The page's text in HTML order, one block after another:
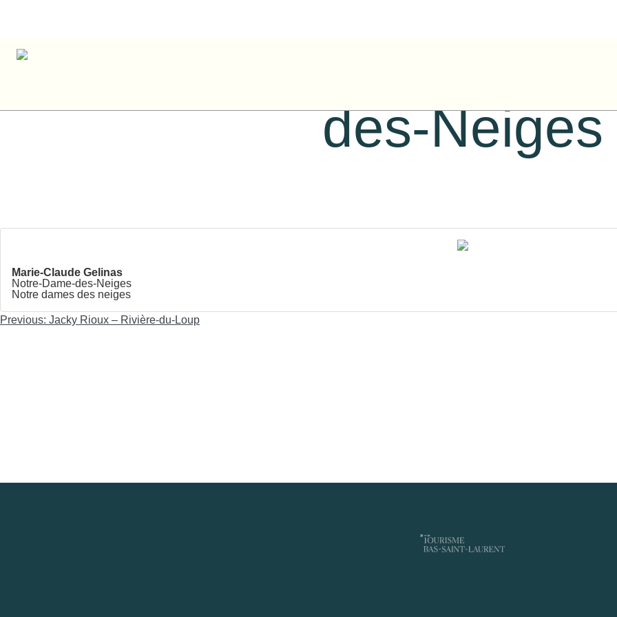
Marie-Claude Gelinas –
des-Neiges
Marie-Claude Gelinas
Notre-Dame-des-Neiges
Notre dames des neiges
Navigation
Previous: Jacky Rioux – Rivière-du-Loup